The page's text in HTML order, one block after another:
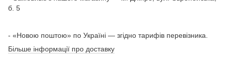
б. 5
- «Новою поштою» по Україні — згідно тарифів перевізника.
Більше інформації про доставку